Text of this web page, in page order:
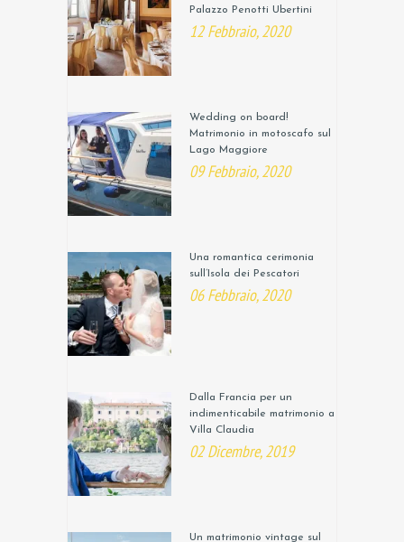
Palazzo Penotti Ubertini
12 Febbraio, 2020
Wedding on board!
Matrimonio in motoscafo sul
Lago Maggiore
09 Febbraio, 2020
Una romantica cerimonia
sull’Isola dei Pescatori
06 Febbraio, 2020
Dalla Francia per un
indimenticabile matrimonio a
Villa Claudia
02 Dicembre, 2019
Un matrimonio vintage sul